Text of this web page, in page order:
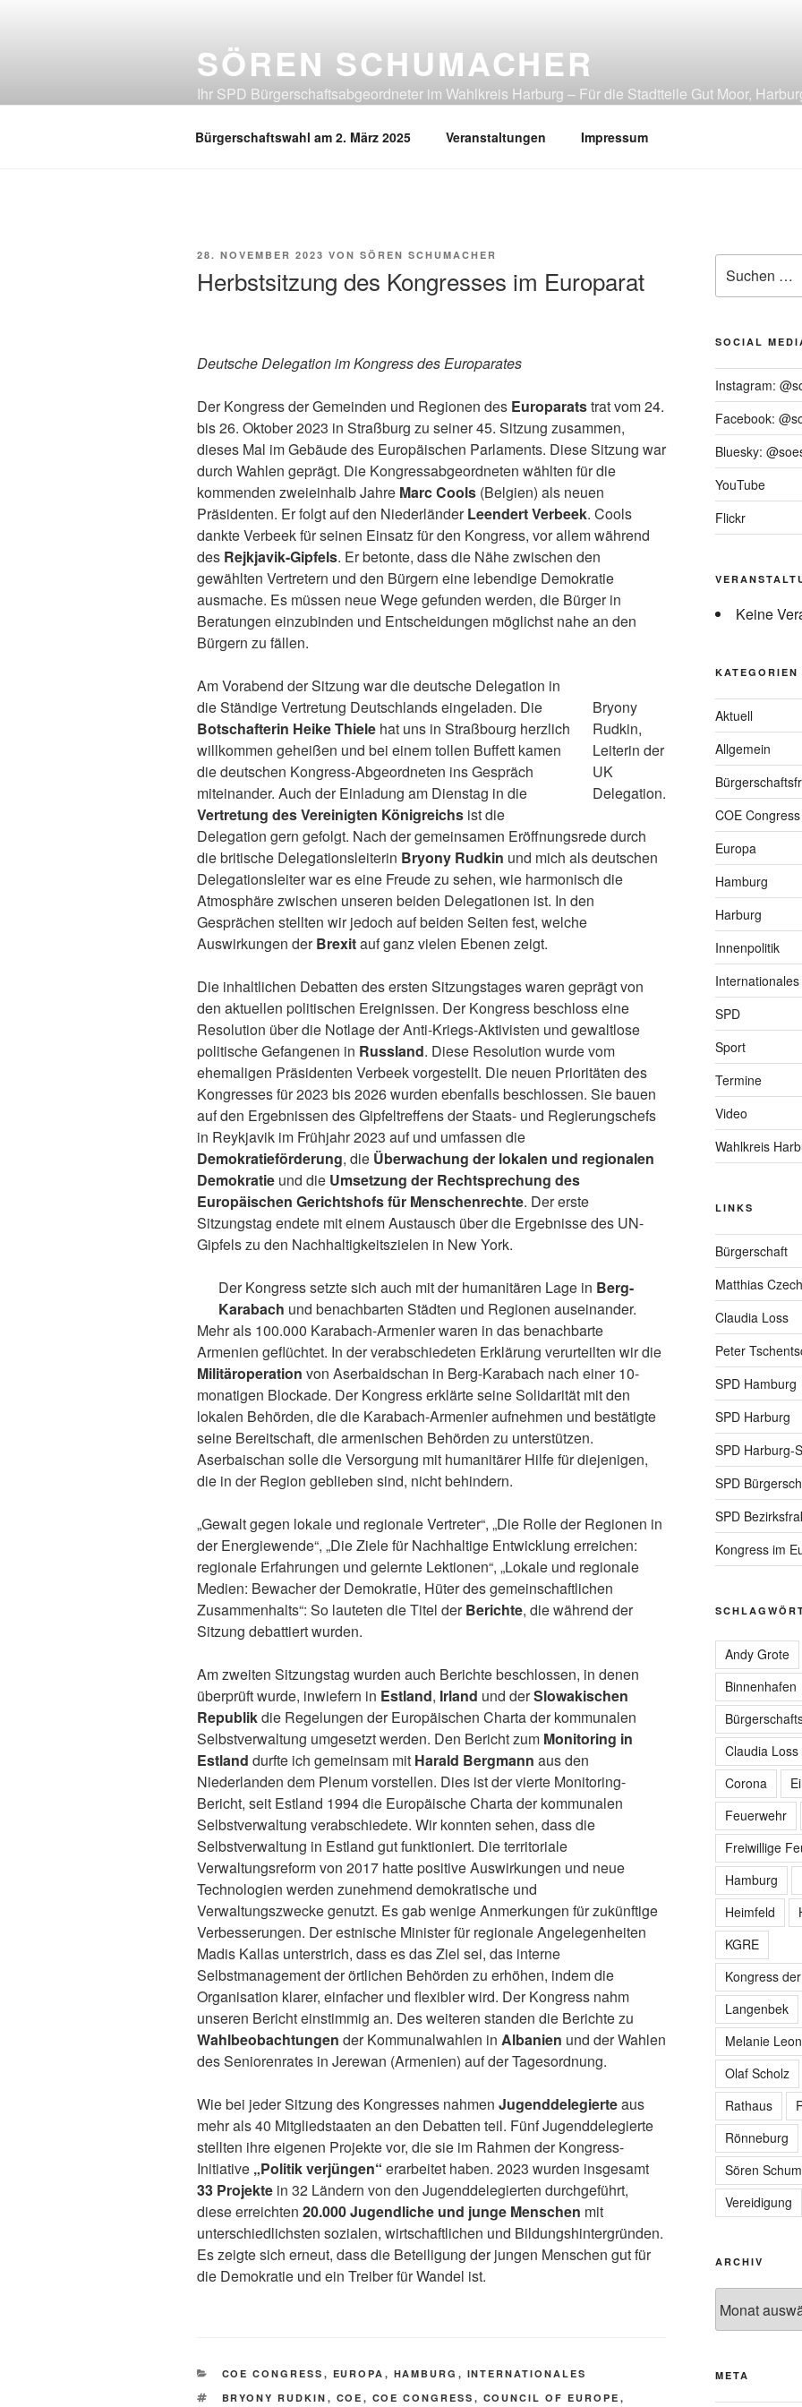
SÖREN SCHUMACHER
Ihr SPD Bürgerschaftsabgeordneter im Wahlkreis Harburg – Für die Stadtteile Gut Moor,
Bürgerschaftswahl am 2. März 2025 Veranstaltungen Impressum
VERÖFFENTLICHT
28. NOVEMBER 2023 VON SÖREN SCHUMACHER
Herbstsitzung des Kongresses im Europarat
Deutsche Delegation im Kongress des Europarates
Der Kongress der Gemeinden und Regionen des Europaratstrat vom 24.
bis 26. Oktober 2023 in Straßburg zu seiner 45. Sitzung zusammen,
dieses Mal im Gebäude des Europäischen Parlaments. Diese Sitzung war
durch Wahlen geprägt. Die Kongressabgeordneten wählten für die
kommenden zweieinhalb Jahre Marc Cools (Belgien) als neuen
Präsidenten. Er folgt auf den NiederländerLeendert Verbeek. Cools
dankte Verbeek für seinen Einsatz für den Kongress, vor allem während
des Rejkjavik-Gipfels. Er betonte, dass die Nähe zwischen den
gewählten Vertretern und den Bürgern eine lebendige Demokratie
ausmache. Es müssen neue Wege gefunden werden, die Bürger in
Beratungen einzubinden und Entscheidungen möglichst nahe an den
Bürgern zu fällen.
Bryony
Rudkin,
Leiterin der
UK
Delegation.
Am Vorabend der Sitzung war die deutsche Delegation in
die Ständige Vertretung Deutschlands eingeladen. Die
Botschafterin Heike Thiele hat uns in Straßbourg herzlich
willkommen geheißen und bei einem tollen Buffett kamen
die deutschen Kongress-Abgeordneten ins Gespräch
miteinander. Auch der Einladung am Dienstag in die
Vertretung des Vereinigten Königreichs ist die
Delegation gern gefolgt. Nach der gemeinsamen Eröffnungsrede durch
die britische Delegationsleiterin Bryony Rudkin und mich als deutschen
Delegationsleiter war es eine Freude zu sehen, wie harmonisch die
Atmosphäre zwischen unseren beiden Delegationen ist. In den
Gesprächen stellten wir jedoch auf beiden Seiten fest, welche
Auswirkungen derBrexitauf ganz vielen Ebenen zeigt.
Die inhaltlichen Debatten des ersten Sitzungstages waren geprägt von
den aktuellen politischen Ereignissen. Der Kongress beschloss eine
Resolution über die Notlage der Anti-Kriegs-Aktivisten und gewaltlose
politische Gefangenen in Russland. Diese Resolution wurde vom
ehemaligen Präsidenten Verbeek vorgestellt. Die neuen Prioritäten des
Kongresses für 2023 bis 2026 wurden ebenfalls beschlossen. Sie bauen
auf den Ergebnissen des Gipfeltreffens der Staats- und Regierungschefs
in Reykjavik im Frühjahr 2023 auf und umfassen die
Demokratieförderung, die Überwachung der lokalen und regionalen
Demokratie und die Umsetzung der Rechtsprechung des
Europäischen Gerichtshofs für Menschenrechte. Der erste
Sitzungstag endete mit einem Austausch über die Ergebnisse des UN-
Gipfels zu den Nachhaltigkeitszielen in New York.
Der Kongress setzte sich auch mit der humanitären Lage in Berg-
Karabach und benachbarten Städten und Regionen auseinander.
Mehr als 100.000 Karabach-Armenier waren in das benachbarte
Armenien geflüchtet. In der verabschiedeten Erklärung verurteilten wir die
Militäroperation von Aserbaidschan in Berg-Karabach nach einer 10-
monatigen Blockade. Der Kongress erklärte seine Solidarität mit den
lokalen Behörden, die die Karabach-Armenier aufnehmen und bestätigte
seine Bereitschaft, die armenischen Behörden zu unterstützen.
Aserbaischan solle die Versorgung mit humanitärer Hilfe für diejenigen,
die in der Region geblieben sind, nicht behindern.
„Gewalt gegen lokale und regionale Vertreter“, „Die Rolle der Regionen in
der Energiewende“, „Die Ziele für Nachhaltige Entwicklung erreichen:
regionale Erfahrungen und gelernte Lektionen“, „Lokale und regionale
Medien: Bewacher der Demokratie, Hüter des gemeinschaftlichen
Zusammenhalts“: So lauteten die Titel derBerichte, die während der
Sitzung debattiert wurden.
Am zweiten Sitzungstag wurden auch Berichte beschlossen, in denen
überprüft wurde, inwiefern in Estland, Irland und derSlowakischen
Republikdie Regelungen der Europäischen Charta der kommunalen
Selbstverwaltung umgesetzt werden. Den Bericht zum Monitoring in
Estland durfte ich gemeinsam mit Harald Bergmann aus den
Niederlanden dem Plenum vorstellen. Dies ist der vierte Monitoring-
Bericht, seit Estland 1994 die Europäische Charta der kommunalen
Selbstverwaltung verabschiedete. Wir konnten sehen, dass die
Selbstverwaltung in Estland gut funktioniert. Die territoriale
Verwaltungsreform von 2017 hatte positive Auswirkungen und neue
Technologien werden zunehmend demokratische und
Verwaltungszwecke genutzt. Es gab wenige Anmerkungen für zukünftige
Verbesserungen. Der estnische Minister für regionale Angelegenheiten
Madis Kallas unterstrich, dass es das Ziel sei, das interne
Selbstmanagement der örtlichen Behörden zu erhöhen, indem die
Organisation klarer, einfacher und flexibler wird. Der Kongress nahm
unseren Bericht einstimmig an. Des weiteren standen die Berichte zu
Wahlbeobachtungen der Kommunalwahlen in Albanien und der Wahlen
des Seniorenrates in Jerewan (Armenien) auf der Tagesordnung.
Wie bei jeder Sitzung des Kongresses nahmen Jugenddelegierteaus
mehr als 40 Mitgliedstaaten an den Debatten teil. Fünf Jugenddelegierte
stellten ihre eigenen Projekte vor, die sie im Rahmen der Kongress-
Initiative „Politik verjüngen“ erarbeitet haben. 2023 wurden insgesamt
33 Projekte in 32 Ländern von den Jugenddelegierten durchgeführt,
diese erreichten 20.000 Jugendliche und junge Menschen mit
unterschiedlichsten sozialen, wirtschaftlichen und Bildungshintergründen.
Es zeigte sich erneut, dass die Beteiligung der jungen Menschen gut für
die Demokratie und ein Treiber für Wandel ist.
KATEGORIEN
COE CONGRESS , EUROPA , HAMBURG , INTERNATIONALES
SCHLAGWÖRTER
BRYONY RUDKIN , COE , COE CONGRESS , COUNCIL OF EUROPE ,
nach:
SOCIAL
Instagram:
Facebook:
Bluesky:
YouTube
Flickr
Keine
KATEGORIEN
Aktuell
Allgemein
COE Congress
Europa
Hamburg
Harburg
Innenpolitik
Internationales
SPD
Sport
Termine
Video
Wahlkreis
LINKS
Bürgerschaft
Matthias Czech
Claudia Loss
Peter
SPD Hamburg
SPD Harburg
SPD Harburg-
SPD
SPD
Kongress im
Andy Grote
Binnenhafen
Claudia Loss
Corona
Feuerwehr
Freiwillige
Hamburg
Heimfeld
KGRE
Kongress
Langenbek
Melanie
Olaf Scholz
Rathaus
Rönneburg
Sören
Vereidigung
ARCHIV
META